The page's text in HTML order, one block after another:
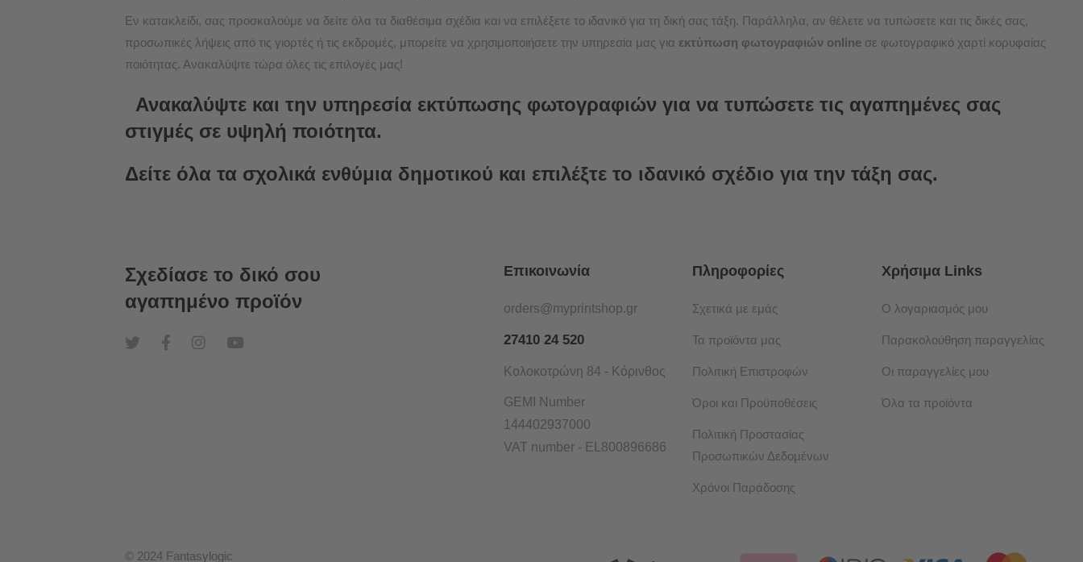
Εν κατακλείδι, σας προσκαλούμε να δείτε όλα τα διαθέσιμα σχέδια και να επιλέξετε το ιδανικό για τη δική σας τάξη. Παράλληλα, αν θέλετε να τυπώσετε και τις δικές σας,
προσωπικές λήψεις από τις γιορτές ή τις εκδρομές, μπορείτε να χρησιμοποιήσετε την υπηρεσία μας για εκτύπωση φωτογραφιών online σε φωτογραφικό χαρτί κορυφαίας
ποιότητας. Ανακαλύψτε τώρα όλες τις επιλογές μας!
Ανακαλύψτε και την υπηρεσία εκτύπωσης φωτογραφιών για να τυπώσετε τις αγαπημένες σας
στιγμές σε υψηλή ποιότητα.
Δείτε όλα τα σχολικά ενθύμια δημοτικού και επιλέξτε το ιδανικό σχέδιο για την τάξη σας.
Σχεδίασε το δικό σου
αγαπημένο προϊόν
Επικοινωνία
orders@myprintshop.gr
27410 24 520
Κολοκοτρώνη 84 - Κόρινθος
GEMI Number
144402937000
VAT number - EL800896686
Πληροφορίες
Σχετικά με εμάς
Τα προϊόντα μας
Πολιτική Επιστροφών
Όροι και Προϋποθέσεις
Πολιτική Προστασίας
Προσωπικών Δεδομένων
Χρόνοι Παράδοσης
Χρήσιμα Links
Ο λογαριασμός μου
Παρακολούθηση παραγγελίας
Οι παραγγελίες μου
Όλα τα προϊόντα
© 2024 Fantasylogic